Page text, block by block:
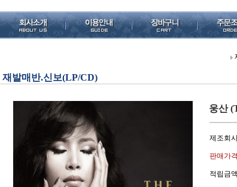
재발매반.신보(LP/CD)
웅산
제조회
판매가
적립금